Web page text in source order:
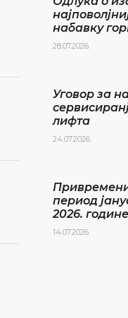
набавку
28.07.2026.
Уговор за
лифта
24.07.2026.
период
2026. године
14.07.2026.